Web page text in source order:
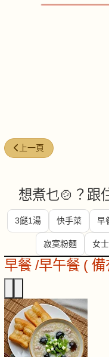
上一篇文章: 今日煮意 (
上一頁
想煮乜🍲？跟
3餸1湯 快手菜 早
寂寞粉麵 女
早餐 /早午餐 (